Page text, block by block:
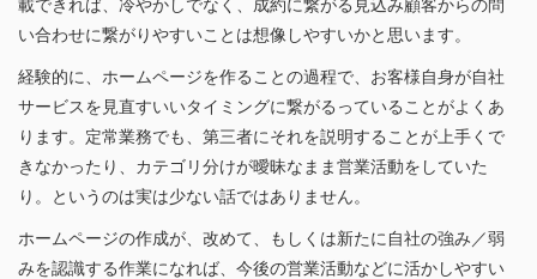
載できれば、冷やかしでなく、成約に繋がる見込み顧客からの問
い合わせに繋がりやすいことは想像しやすいかと思います。
経験的に、ホームページを作ることの過程で、お客様自身が自社
サービスを見直すいいタイミングに繋がるっていることがよくあ
ります。定常業務でも、第三者にそれを説明することが上手くで
きなかったり、カテゴリ分けが曖昧なまま営業活動をしていた
り。というのは実は少ない話ではありません。
ホームページの作成が、改めて、もしくは新たに自社の強み／弱
みを認識する作業になれば、今後の営業活動などに活かしやすい